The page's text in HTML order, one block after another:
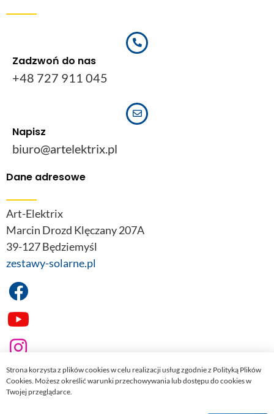
Zadzwoń do nas
+48 727 911 045
Napisz
biuro@artelektrix.pl
Dane adresowe
Art-Elektrix
Marcin Drozd Klęczany 207A
39-127 Będziemyśl
zestawy-solarne.pl
Strona korzysta z plików cookies w celu realizacji usług zgodnie z Polityką Plików
Cookies. Możesz określić warunki przechowywania lub dostępu do cookies w
Twojej przeglądarce.